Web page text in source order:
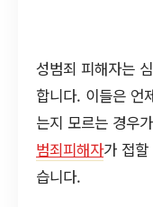
성범죄 피해자는
합니다. 이들은 언
는지 모르는 경우
범죄피해자가 접
습니다.